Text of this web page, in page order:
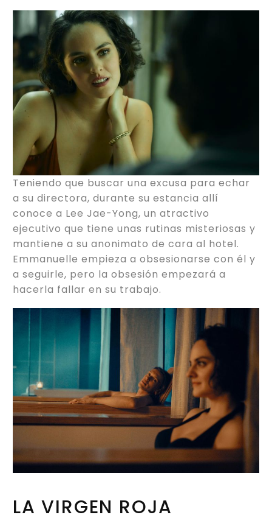
Teniendo que buscar una excusa para echar
a su directora, durante su estancia allí
conoce a Lee Jae-Yong, un atractivo
ejecutivo que tiene unas rutinas misteriosas y
mantiene a su anonimato de cara al hotel.
Emmanuelle empieza a obsesionarse con él y
a seguirle, pero la obsesión empezará a
hacerla fallar en su trabajo.
LA VIRGEN ROJA